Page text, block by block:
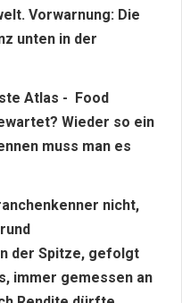
Vorwarnung: Die
unten in der
Atlas - Food
Wieder so ein
muss man es
nicht,
der Spitze, gefolgt
immer gemessen an